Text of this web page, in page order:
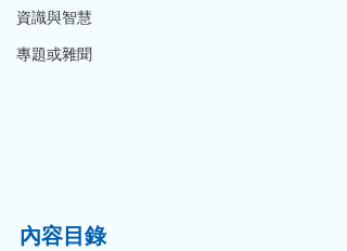
資識與智慧
專題或雜聞
內容目錄